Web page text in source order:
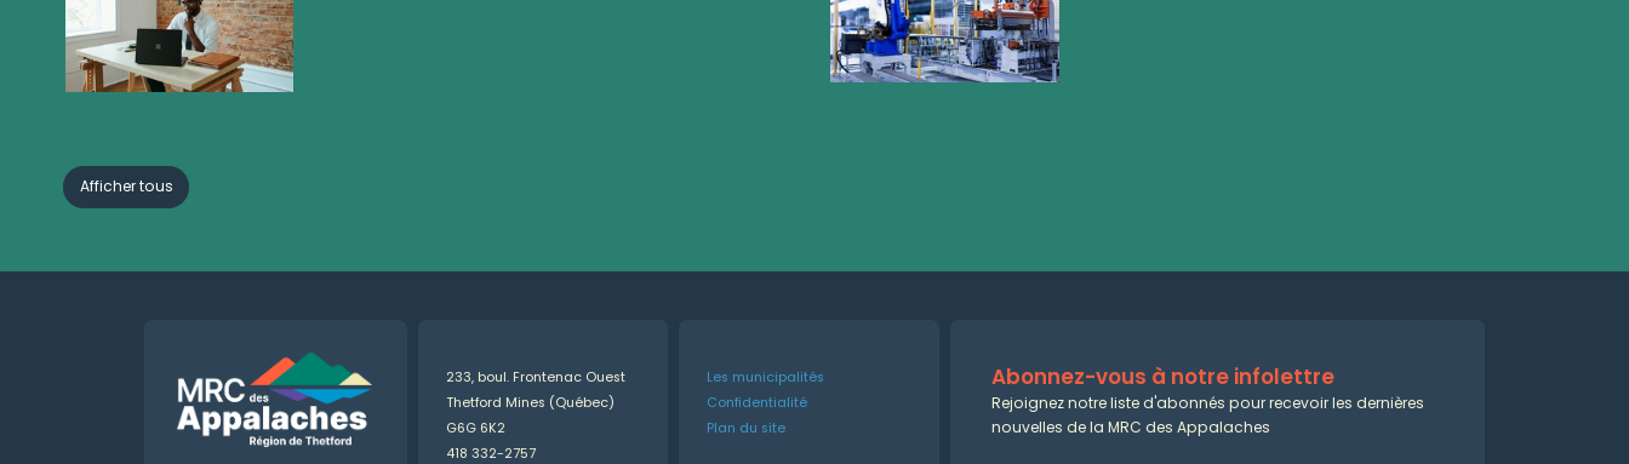
Afficher tous
233, boul. Frontenac Ouest
Thetford Mines (Québec)
G6G 6K2
418 332-2757
Les municipalités
Confidentialité
Plan du site
Abonnez-vous à notre infolettre
Rejoignez notre liste d'abonnés pour recevoir les dernières
nouvelles de la MRC des Appalaches